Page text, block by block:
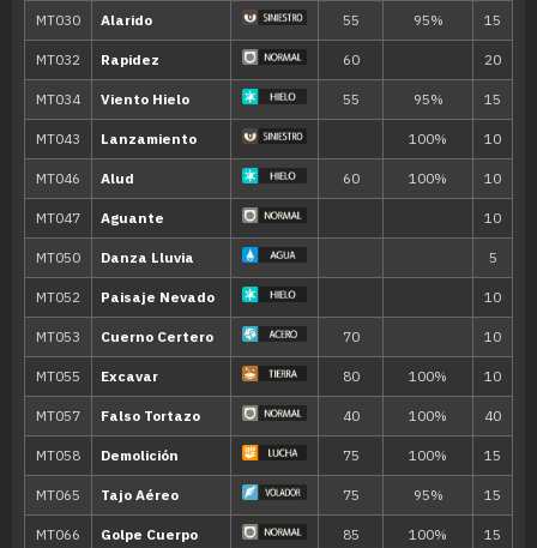
MT135 Rayo Hielo 90
MT142 Hidrobomba 110
MT143 Ventisca 110
MT145 Voto Agua 80
MT152 Gigaimpacto 150
MT154 Hidrocañón 150
MT163 Hiperrayo 150
MT171 Teraexplosión 80
MT181 Desarme 65